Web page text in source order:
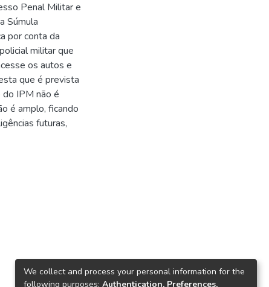
Penal Militar e
Súmula
por conta da
militar que
os autos e
que é prevista
IPM não é
é amplo, ficando
futuras,
We collect and process your personal information for the
following purposes: Authentication, Preferences,